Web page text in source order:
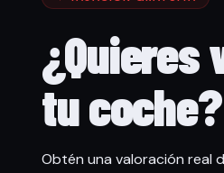
¿Quieres
tu coche?
Obtén una valoración real